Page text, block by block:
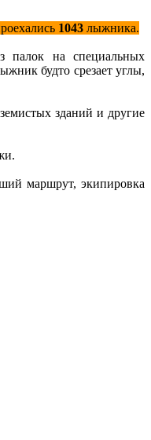
1043 лыжника.
на специальных
будто срезает углы,
зданий и другие
маршрут, экипировка